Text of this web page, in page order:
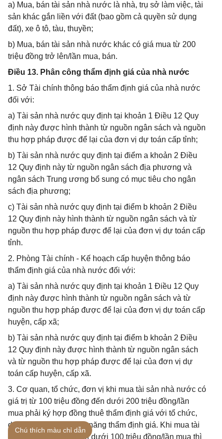
a) Mua, bán tài sản nhà nước là nhà, trụ sở làm việc, tài
sản khác gắn liền với đất (bao gồm cả quyền sử dụng
đất), xe ô tô, tàu, thuyền;
b) Mua, bán tài sản nhà nước khác có giá mua từ 200
triệu đồng trở lên/lần mua, bán.
Điều 13. Phân công thẩm định giá của nhà nước
1. Sở Tài chính thông báo thẩm định giá của nhà nước
đối với:
a) Tài sản nhà nước quy định tại khoản 1 Điều 12 Quy
định này được hình thành từ nguồn ngân sách và nguồn
thu hợp pháp được để lại của đơn vị dự toán cấp tỉnh;
b) Tài sản nhà nước quy định tại điểm a khoản 2 Điều
12 Quy định này từ nguồn ngân sách địa phương và
ngân sách Trung ương bổ sung có mục tiêu cho ngân
sách địa phương;
c) Tài sản nhà nước quy định tại điểm b khoản 2 Điều
12 Quy định này hình thành từ nguồn ngân sách và từ
nguồn thu hợp pháp được để lại của đơn vị dự toán cấp
tỉnh.
2. Phòng Tài chính - Kế hoạch cấp huyện thông báo
thẩm định giá của nhà nước đối với:
a) Tài sản nhà nước quy định tại khoản 1 Điều 12 Quy
định này được hình thành từ nguồn ngân sách và từ
nguồn thu hợp pháp được để lại của đơn vị dự toán cấp
huyện, cấp xã;
b) Tài sản nhà nước quy định tại điểm b khoản 2 Điều
12 Quy định này được hình thành từ nguồn ngân sách
và từ nguồn thu hợp pháp được để lại của đơn vị dự
toán cấp huyện, cấp xã.
3. Cơ quan, tổ chức, đơn vị khi mua tài sản nhà nước có
giá trị từ 100 triệu đồng đến dưới 200 triệu đồng/lần
mua phải ký hợp đồng thuê thẩm định giá với tổ chức,
doanh nghiệp có chức năng thẩm định giá. Khi mua tài
sản nhà nước có giá trị dưới 100 triệu đồng/lần mua thì
Chú thích màu chỉ dẫn